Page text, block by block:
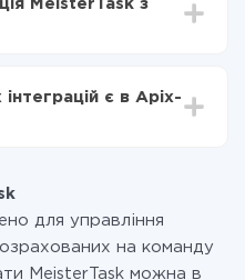
У середньому
MeisterTask з
даних, які за фактом
системи в іншу через
про
є в Apix-
для управління
на команду
MeisterTask можна в